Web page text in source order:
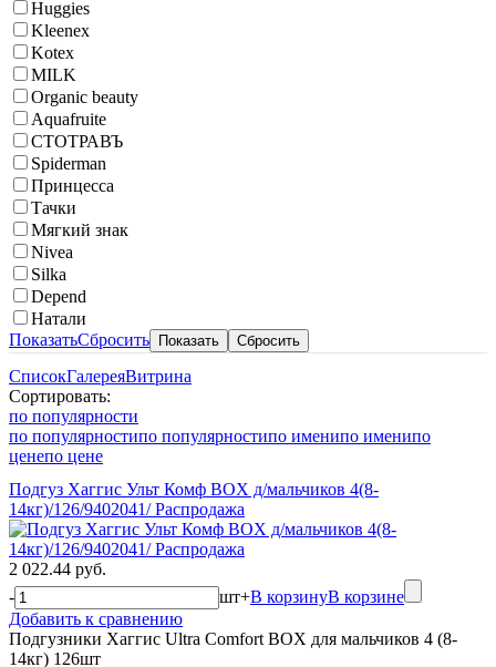
Huggies
Kleenex
Kotex
MILK
Organic beauty
Aquafruite
СТОТРАВЪ
Spiderman
Принцесса
Тачки
Мягкий знак
Nivea
Silka
Depend
Натали
ПоказатьСбросить
СписокГалереяВитрина
Сортировать:
по популярности
по популярностипо популярностипо именипо именипо
ценепо цене
Подгуз Хаггис Ульт Комф BOX д/мальчиков 4(8-
14кг)/126/9402041/ Распродажа
2 022.44 руб.
-
шт+В корзинуВ корзине
Добавить к сравнению
Подгузники Хаггис Ultra Comfort BOX для мальчиков 4 (8-
14кг) 126шт